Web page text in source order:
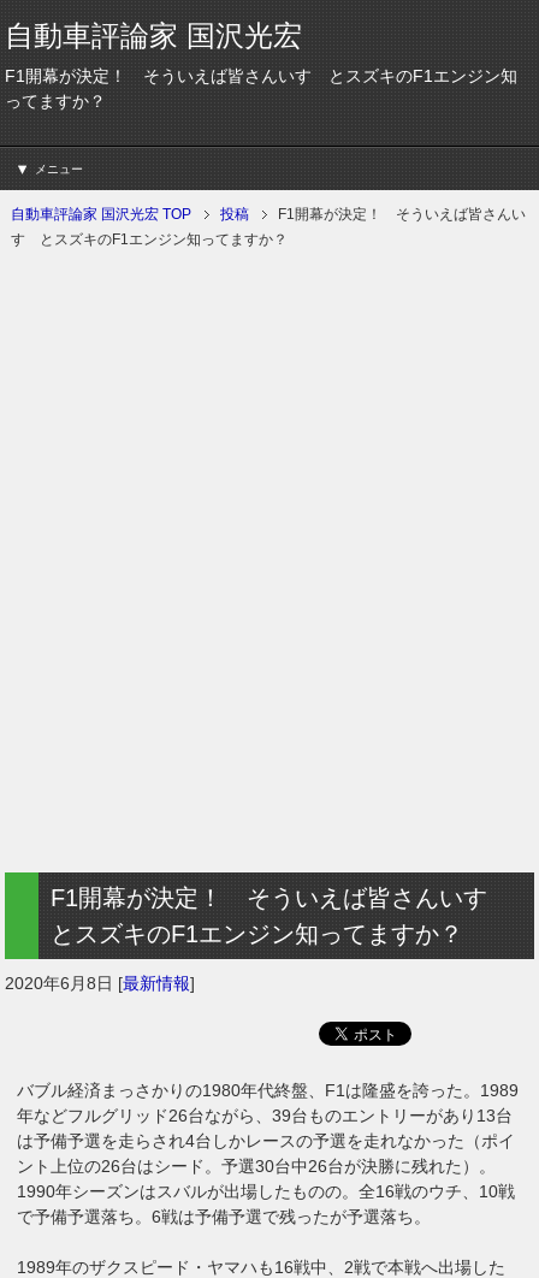
自動車評論家 国沢光宏
F1開幕が決定！ そういえば皆さんいすゞとスズキのF1エンジン知
ってますか？
メニュー
自動車評論家 国沢光宏 TOP 投稿
F1開幕が決定！ そういえば皆さんい
すゞとスズキのF1エンジン知ってますか？
F1開幕が決定！ そういえば皆さんいすゞ
とスズキのF1エンジン知ってますか？
2020年6月8日 [最新情報]
バブル経済まっさかりの1980年代終盤、F1は隆盛を誇った。1989
年などフルグリッド26台ながら、39台ものエントリーがあり13台
は予備予選を走らされ4台しかレースの予選を走れなかった（ポイ
ント上位の26台はシード。予選30台中26台が決勝に残れた）。
1990年シーズンはスバルが出場したものの。全16戦のウチ、10戦
で予備予選落ち。6戦は予備予選で残ったが予選落ち。
1989年のザクスピード・ヤマハも16戦中、2戦で本戦へ出場した